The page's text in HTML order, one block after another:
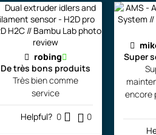
5
9
.
0
0
$
0
c
e
w
a
s
:
7
e
robing
De très bons produits
Très bien comme
service
Helpful? 0 0
Super
encore